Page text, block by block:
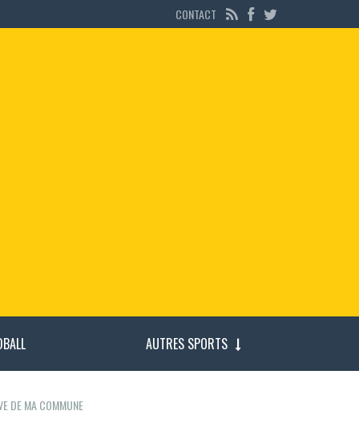
CONTACT
AUTRES SPORTS
DE MA COMMUNE